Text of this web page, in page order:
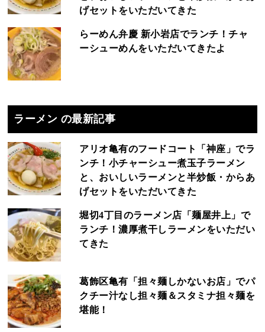
げセットをいただいてきた
らーめん弁慶 新小岩店でランチ！チャ
ーシューめんをいただいてきたよ
ラーメン の最新記事
アリオ亀有のフードコート「神座」でラ
ンチ！小チャーシュー煮玉子ラーメン
と、おいしいラーメンと半炒飯・からあ
げセットをいただいてきた
堀切4丁目のラーメン店「麺屋井上」で
ランチ！濃厚煮干しラーメンをいただい
てきた
葛飾区亀有「担々麺しかないお店」でパ
クチー汁なし担々麺＆スタミナ担々麺を
堪能！